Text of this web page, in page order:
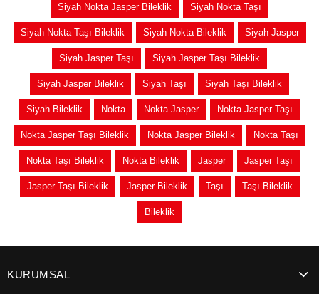
Siyah Nokta Jasper Bileklik Siyah Nokta Taşı
Siyah Nokta Taşı Bileklik Siyah Nokta Bileklik Siyah Jasper
Siyah Jasper Taşı Siyah Jasper Taşı Bileklik
Siyah Jasper Bileklik Siyah Taşı Siyah Taşı Bileklik
Siyah Bileklik Nokta Nokta Jasper Nokta Jasper Taşı
Nokta Jasper Taşı Bileklik Nokta Jasper Bileklik Nokta Taşı
Nokta Taşı Bileklik Nokta Bileklik Jasper Jasper Taşı
Jasper Taşı Bileklik Jasper Bileklik Taşı Taşı Bileklik
Bileklik
KURUMSAL